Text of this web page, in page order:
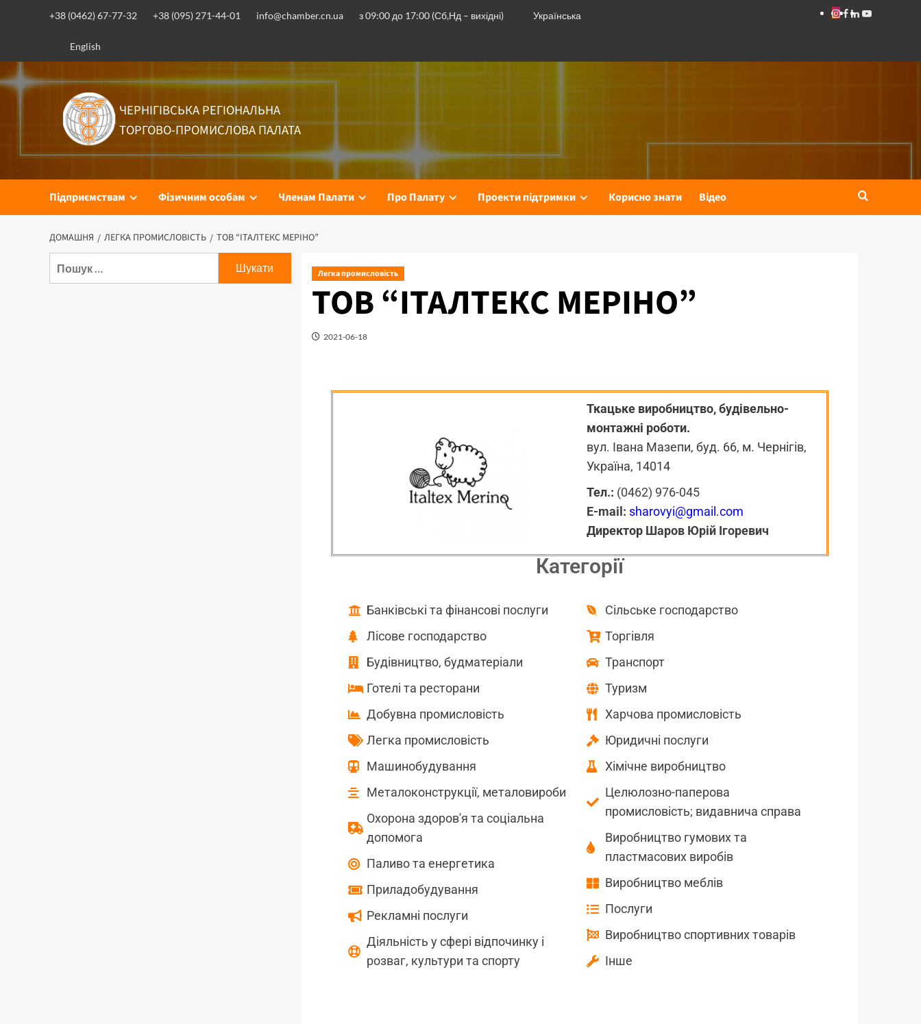
+38 (0462) 67-77-32 +38 (095) 271-44-01 info@chamber.cn.ua з 09:00 до 17:00 (Сб,Нд – вихідні) Українська
English
ЧЕРНІГІВСЬКА РЕГІОНАЛЬНА
ТОРГОВО-ПРОМИСЛОВА ПАЛАТА
Підприємствам Фізичним особам Членам Палати Про Палату Проекти підтримки Корисно знати Відео
ДОМАШНЯ ЛЕГКА ПРОМИСЛОВІСТЬ ТОВ “ІТАЛТЕКС МЕРІНО”
Легка промисловість
ТОВ “ІТАЛТЕКС МЕРІНО”
2021-06-18
Ткацьке виробництво, будівельно-
монтажні роботи.
вул. Івана Мазепи, буд. 66, м. Чернігів,
Україна, 14014
Тел.: (0462) 976-045
E-mail: sharovyi@gmail.com
Директор Шаров Юрій Ігоревич
Категорії
Банківські та фінансові послуги
Лісове господарство
Будівництво, будматеріали
Готелі та ресторани
Добувна промисловість
Легка промисловість
Машинобудування
Металоконструкції, металовироби
Охорона здоров'я та соціальна
допомога
Паливо та енергетика
Приладобудування
Рекламні послуги
Діяльність у сфері відпочинку і
розваг, культури та спорту
Сільське господарство
Торгівля
Транспорт
Туризм
Харчова промисловість
Юридичні послуги
Хімічне виробництво
Целюлозно-паперова
промисловість; видавнича справа
Виробництво гумових та
пластмасових виробів
Виробництво меблів
Послуги
Виробництво спортивних товарів
Інше